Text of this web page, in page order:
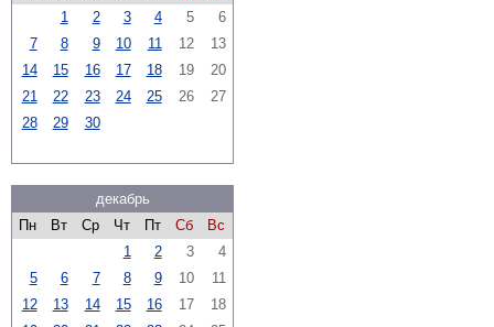
1
2 3 4 5
6
7
8 9 10 11 12
13
14
15 16 17 18 19
20
21
22 23 24 25 26
27
28
29 30
декабрь
Пн
Вт Ср Чт Пт Сб
Вс
1
2 3
4
5
6 7 8 9 10
11
12
13 14 15 16 17
18